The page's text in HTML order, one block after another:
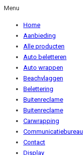
Menu
Home
Aanbieding
Alle producten
Auto beletteren
Auto wrappen
Beachvlaggen
Belettering
Buitenreclame
Buitenreclame
Carwrapping
Communicatiebureau
Contact
Display